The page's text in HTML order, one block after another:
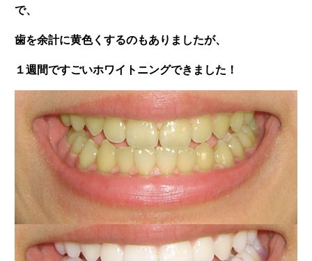
で、
歯を余計に黄色くするのもありましたが、
１週間ですごいホワイトニングできました！